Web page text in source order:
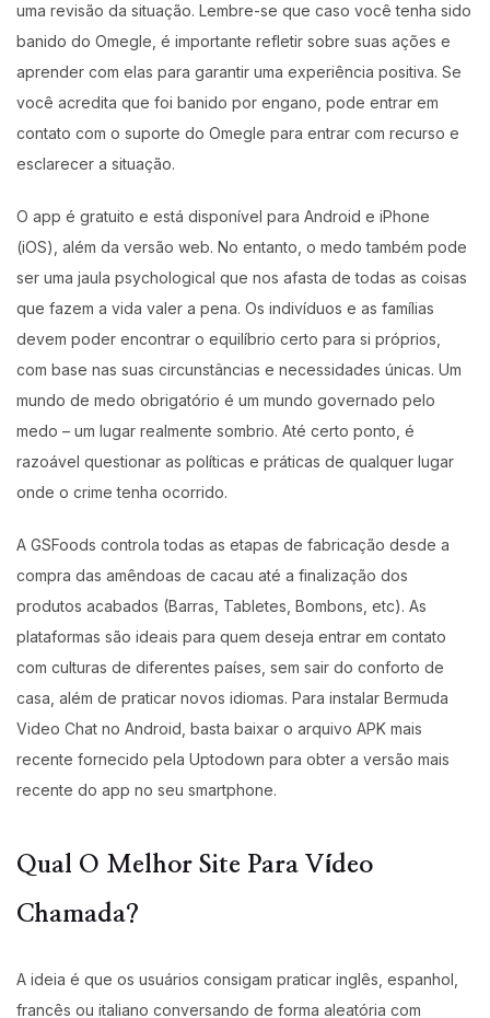
uma revisão da situação. Lembre-se que caso você tenha sido
banido do Omegle, é importante refletir sobre suas ações e
aprender com elas para garantir uma experiência positiva. Se
você acredita que foi banido por engano, pode entrar em
contato com o suporte do Omegle para entrar com recurso e
esclarecer a situação.
O app é gratuito e está disponível para Android e iPhone
(iOS), além da versão web. No entanto, o medo também pode
ser uma jaula psychological que nos afasta de todas as coisas
que fazem a vida valer a pena. Os indivíduos e as famílias
devem poder encontrar o equilíbrio certo para si próprios,
com base nas suas circunstâncias e necessidades únicas. Um
mundo de medo obrigatório é um mundo governado pelo
medo – um lugar realmente sombrio. Até certo ponto, é
razoável questionar as políticas e práticas de qualquer lugar
onde o crime tenha ocorrido.
A GSFoods controla todas as etapas de fabricação desde a
compra das amêndoas de cacau até a finalização dos
produtos acabados (Barras, Tabletes, Bombons, etc). As
plataformas são ideais para quem deseja entrar em contato
com culturas de diferentes países, sem sair do conforto de
casa, além de praticar novos idiomas. Para instalar Bermuda
Video Chat no Android, basta baixar o arquivo APK mais
recente fornecido pela Uptodown para obter a versão mais
recente do app no seu smartphone.
Qual O Melhor Site Para Vídeo
Chamada?
A ideia é que os usuários consigam praticar inglês, espanhol,
francês ou italiano conversando de forma aleatória com